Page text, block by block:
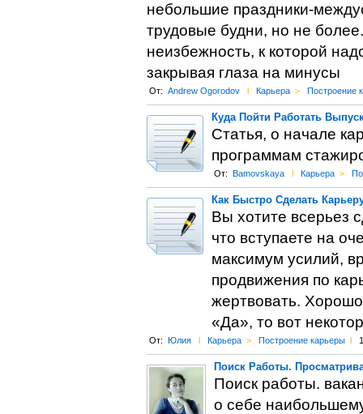
небольшие праздники-
трудовые будни, но не
неизбежность, к которой
закрывая глаза на минусы
От: Andrew Ogorodov l Карьера > Построение
Куда Пойти Работать
Статья, о начале
программам
От: Bamovskaya l Карьера >
Как Быстро Сделать
Вы хотите всерьез
что вступаете на
максимум усилий,
продвижения по
жертвовать.
«Да», то вот
От: Юлия l Карьера > Построение карьеры l
Поиск Работы.
Поиск работы.
о себе